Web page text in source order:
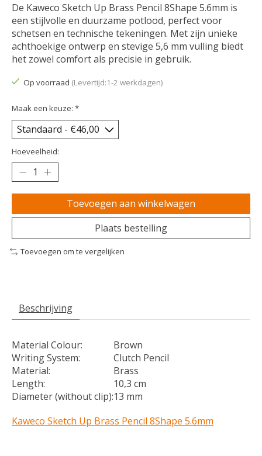
De Kaweco Sketch Up Brass Pencil 8Shape 5.6mm is
een stijlvolle en duurzame potlood, perfect voor
schetsen en technische tekeningen. Met zijn unieke
achthoekige ontwerp en stevige 5,6 mm vulling biedt
het zowel comfort als precisie in gebruik.
Op voorraad (Levertijd:1-2 werkdagen)
Maak een keuze: *
Hoeveelheid:
Toevoegen aan winkelwagen
Plaats bestelling
Toevoegen om te vergelijken
Beschrijving
Material Colour:
Brown
Writing System:
Clutch Pencil
Material:
Brass
Length:
10,3 cm
Diameter (without clip):13 mm
Kaweco Sketch Up Brass Pencil 8Shape 5.6mm